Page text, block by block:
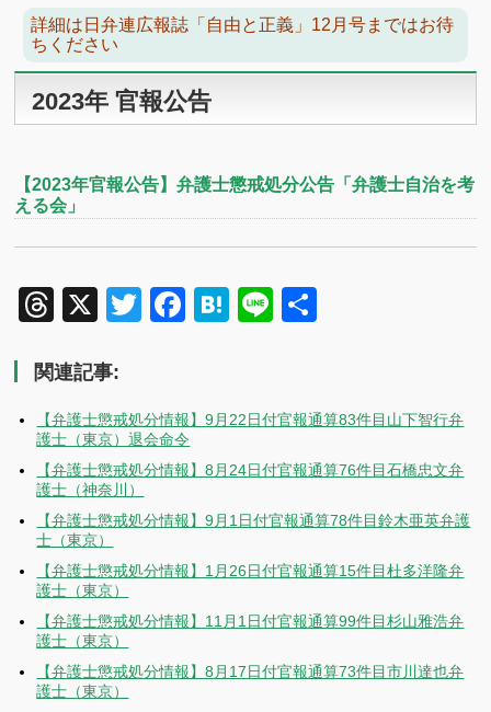
詳細は日弁連広報誌「自由と正義」12月号まではお待
ちください
2023年 官報公告
【2023年官報公告】弁護士懲戒処分公告「弁護士自治を考
える会」
Threads
X Twitter
Facebook
Hatena
Line
関連記事:
【弁護士懲戒処分情報】9月22日付官報通算83件目山下智行弁
護士（東京）退会命令
【弁護士懲戒処分情報】8月24日付官報通算76件目石橋忠文弁
護士（神奈川）
【弁護士懲戒処分情報】9月1日付官報通算78件目鈴木亜英弁護
士（東京）
【弁護士懲戒処分情報】1月26日付官報通算15件目杜多洋隆弁
護士（東京）
【弁護士懲戒処分情報】11月1日付官報通算99件目杉山雅浩弁
護士（東京）
【弁護士懲戒処分情報】8月17日付官報通算73件目市川達也弁
護士（東京）